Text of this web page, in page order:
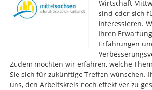
Wirtschaft
sind oder sich
interessieren.
Ihren
Erfahrungen
Zudem möchten wir erfahren, welche
Sie sich für zukünftige Treffen wünschen.
uns, den Arbeitskreis noch effektiver zu